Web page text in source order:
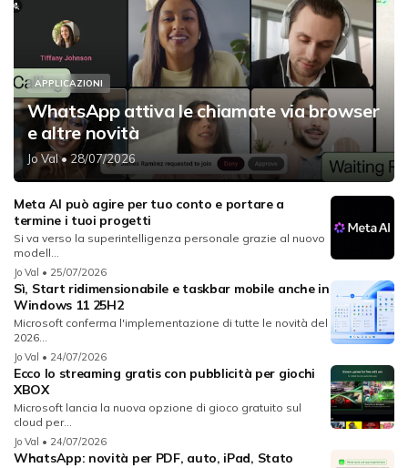
APPLICAZIONI
WhatsApp attiva le chiamate via browser
e altre novità
Jo Val• 28/07/2026
Meta AI può agire per tuo conto e portare a
termine i tuoi progetti
Si va verso la superintelligenza personale grazie al nuovo
modell...
Jo Val • 25/07/2026
Sì, Start ridimensionabile e taskbar mobile anche in
Windows 11 25H2
Microsoft conferma l'implementazione di tutte le novità del
2026...
Jo Val • 24/07/2026
Ecco lo streaming gratis con pubblicità per giochi
XBOX
Microsoft lancia la nuova opzione di gioco gratuito sul
cloud per...
Jo Val • 24/07/2026
WhatsApp: novità per PDF, auto, iPad, Stato